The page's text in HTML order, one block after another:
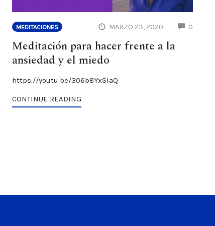
COMMENTS
MEDITACIONES MARZO 23, 2020 0
Meditación para hacer frente a la
ansiedad y el miedo
https://youtu.be/306b8YxSIaQ
CONTINUE READING